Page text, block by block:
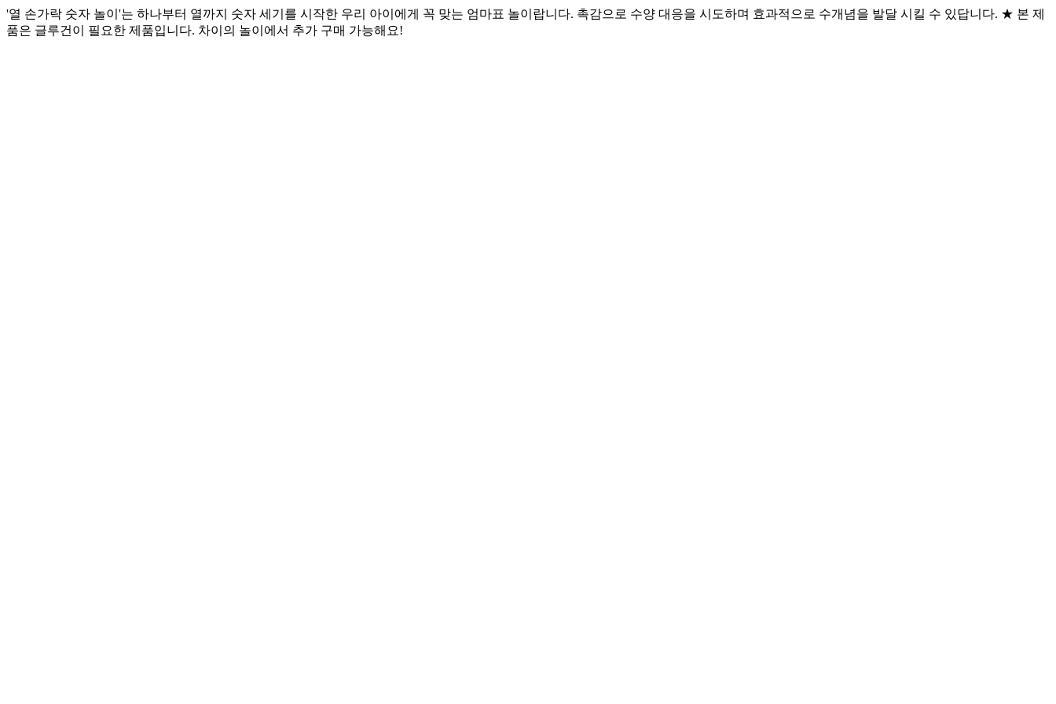
'열 손가락 숫자 놀이'는 하나부터 열까지 숫자 세기를 시작한 우리 아이에게 꼭 맞는 엄마표 놀이랍니다. 촉감으로 수양 대응을 시도하며 효과적으로 수개념을 발달 시킬 수 있답니다. ★ 본 제
품은 글루건이 필요한 제품입니다. 차이의 놀이에서 추가 구매 가능해요!